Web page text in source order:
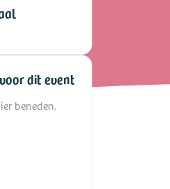
dit event
beneden.